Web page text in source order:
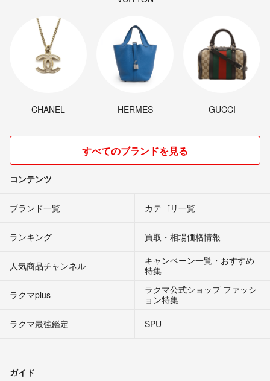
CHANEL HERMES GUCCI
すべてのブランドを見る
コンテンツ
ブランド一覧 カテゴリ一覧
ランキング 買取・相場価格情報
人気商品チャンネル
キャンペーン一覧・おすすめ
特集
ラクマplus
ラクマ公式ショップ ファッシ
ョン特集
ラクマ最強鑑定
SPU
ガイド